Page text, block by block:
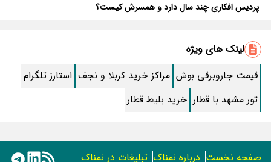
پردیس افکاری چند سال دارد و همسرش کیست؟
سرخ کردن بادمجان با کمترین میزان روغن
شوک بزرگ در تبریز؛ چرا تراکتور جواد نکونام را انتخاب کرد؟
تغییرات شگفت انگیز بدن بعد از ترک قند و شکر
بعد از مرگ و دفن چه اتفاقی در بدن می افتد؟
متن کامل دعای فرج اصلی با ترجمه و فایل صوتی علی فانی
لینک های ویژه
قیمت جاروبرقی بوش مراکز خرید کربلا و نجف استارز تلگرام
تور مشهد با قطار خرید بلیط قطار
صفحه نخست درباره نمناک تبلیغات در نمناک